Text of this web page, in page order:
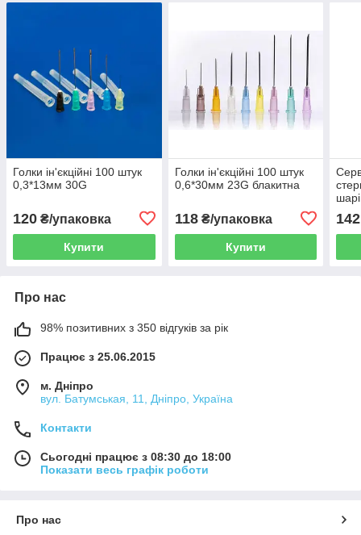
Голки ін'єкційні 100 штук
0,3*13мм 30G
120 ₴/упаковка
Купити
Голки ін'єкційні 100 штук
0,6*30мм 23G блакитна
118₴/упаковка
Купити
142
Про нас
98% позитивних з 350 відгуків за рік
Працює з 25.06.2015
м. Дніпро
вул. Батумськая, 11, Дніпро, Україна
Контакти
Сьогодні працює з 08:30 до 18:00
Показати весь графік роботи
Про нас